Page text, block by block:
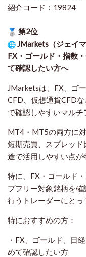
紹介コード：19824
第2位
JMarkets（ジェイマ
FX・ゴールド・指数
て確認したい方へ
JMarketsは、FX、ゴ
CFD、仮想通貨CFD
で確認しやすいマルチ
MT4・MT5の両方に
短期売買、スプレッ
途で活用しやすい点が
特に、FX・ゴールド
プフリー対象銘柄を
行うトレーダーにとっ
特におすすめの方：
・FX、ゴールド、日
めて確認したい方